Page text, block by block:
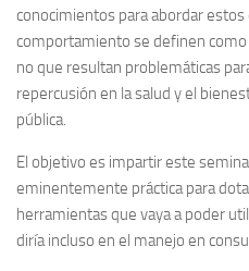
conocimientos para abordar estos
comportamiento se definen
no que resultan problemáticas
repercusión en la salud y el
pública.
El objetivo es impartir este
eminentemente práctica para
herramientas que vaya a poder
diría incluso en el manejo en